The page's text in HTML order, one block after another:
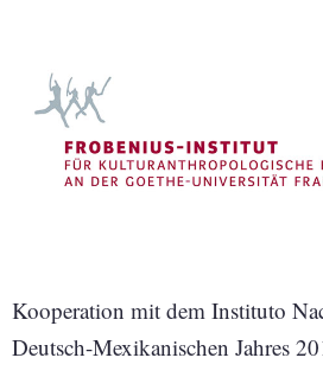
Kooperation mit dem Instituto
Deutsch-Mexikanischen Jahres